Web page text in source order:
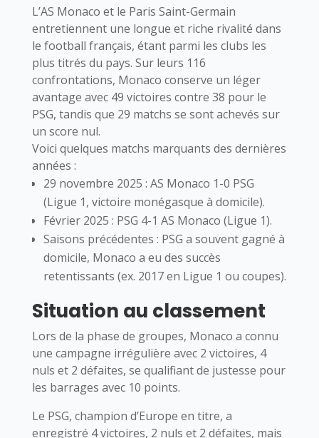
L’AS Monaco et le Paris Saint-Germain
entretiennent une longue et riche rivalité dans
le football français, étant parmi les clubs les
plus titrés du pays. Sur leurs 116
confrontations, Monaco conserve un léger
avantage avec 49 victoires contre 38 pour le
PSG, tandis que 29 matchs se sont achevés sur
un score nul.
Voici quelques matchs marquants des dernières
années :
29 novembre 2025 : AS Monaco 1-0 PSG
(Ligue 1, victoire monégasque à domicile).
Février 2025 : PSG 4-1 AS Monaco (Ligue 1).
Saisons précédentes : PSG a souvent gagné à
domicile, Monaco a eu des succès
retentissants (ex. 2017 en Ligue 1 ou coupes).
Situation au classement
Lors de la phase de groupes, Monaco a connu
une campagne irrégulière avec 2 victoires, 4
nuls et 2 défaites, se qualifiant de justesse pour
les barrages avec 10 points.
Le PSG, champion d’Europe en titre, a
enregistré 4 victoires, 2 nuls et 2 défaites, mais